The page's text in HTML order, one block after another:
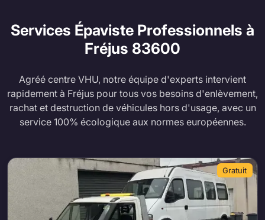
Services Épaviste Professionnels à
Fréjus 83600
Agréé centre VHU, notre équipe d'experts intervient
rapidement à Fréjus pour tous vos besoins d'enlèvement,
rachat et destruction de véhicules hors d'usage, avec un
service 100% écologique aux normes européennes.
Gratuit